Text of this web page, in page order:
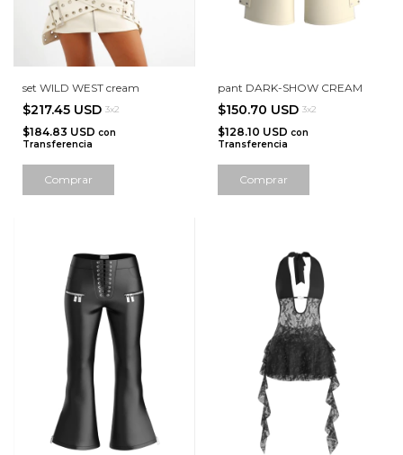
set WILD WEST cream
$217.45 USD 3x2
$184.83 USD con
Transferencia
Comprar
pant DARK-SHOW CREAM
$150.70 USD 3x2
$128.10 USD con
Transferencia
Comprar